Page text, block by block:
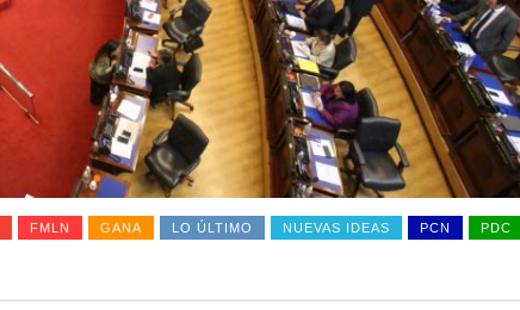
FMLN GANA LO ÚLTIMO NUEVAS IDEAS PCN PDC